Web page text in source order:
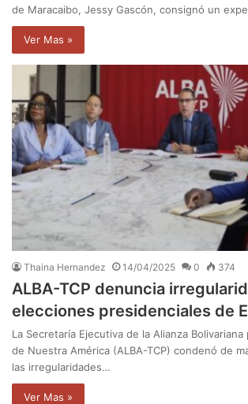
de Maracaibo, Jessy Gascón, consignó un
Ver Mas »
Thaina Hernandez 14/04/2025 0 374
ALBA-TCP denuncia
elecciones presidenciales de
La Secretaría Ejecutiva de la Alianza Bolivariana
de Nuestra América (ALBA-TCP) condenó de
las irregularidades…
Ver Mas »